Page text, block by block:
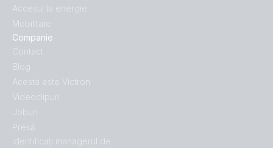
Accesul la energie
Mobilitate
Companie
Contact
Blog
Acesta este Victron
Videoclipuri
Joburi
Presă
Identificați managerul de